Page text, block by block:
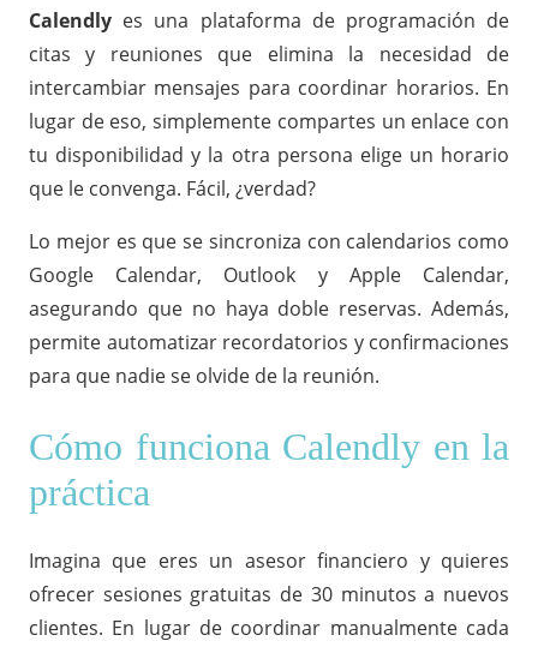
Calendly es una plataforma de programación de
citas y reuniones que elimina la necesidad de
intercambiar mensajes para coordinar horarios. En
lugar de eso, simplemente compartes un enlace con
tu disponibilidad y la otra persona elige un horario
que le convenga. Fácil, ¿verdad?
Lo mejor es que se sincroniza con calendarios como
Google Calendar, Outlook y Apple Calendar,
asegurando que no haya doble reservas. Además,
permite automatizar recordatorios y confirmaciones
para que nadie se olvide de la reunión.
Cómo funciona Calendly en la
práctica
Imagina que eres un asesor financiero y quieres
ofrecer sesiones gratuitas de 30 minutos a nuevos
clientes. En lugar de coordinar manualmente cada